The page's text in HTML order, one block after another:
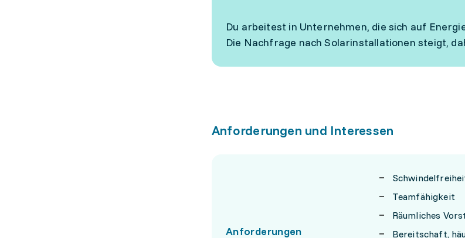
Du arbeitest in Unternehmen, die sich auf
Die Nachfrage nach Solarinstallationen steigt,
Anforderungen und Interessen
Anforderungen
Teamfähigkeit
Räumliches
Bereitschaft,